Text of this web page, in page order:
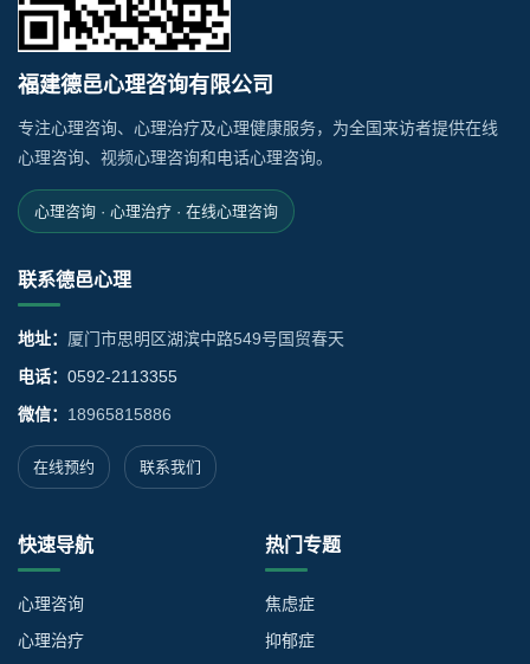
福建德邑心理咨询有限公司
专注心理咨询、心理治疗及心理健康服务，为全国来访者提供在线
心理咨询、视频心理咨询和电话心理咨询。
心理咨询 · 心理治疗 · 在线心理咨询
联系德邑心理
地址： 厦门市思明区湖滨中路549号国贸春天
电话： 0592-2113355
微信： 18965815886
在线预约 联系我们
快速导航
心理咨询
心理治疗
热门专题
焦虑症
抑郁症